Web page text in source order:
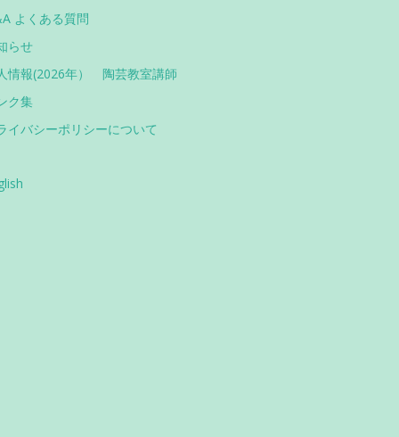
よくある質問
らせ
情報(2026年） 陶芸教室講師
ク集
イバシーポリシーについて